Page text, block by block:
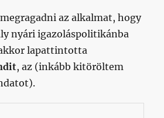
az alkalmat, hogy
nyári igazoláspolitikánba
lapattintotta
, az (inkább kitöröltem